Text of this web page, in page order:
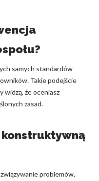
samych standardów
Takie podejście
widzą, że oceniasz
zasad.
problemów,